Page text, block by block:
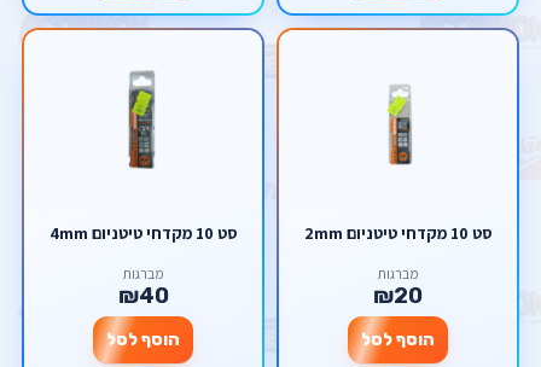
סט 10 מקדחי טיטניום 2mm
מברגות
₪20
הוסף לסל
סט 10 מקדחי טיטניום 4mm
מברגות
₪40
הוסף לסל